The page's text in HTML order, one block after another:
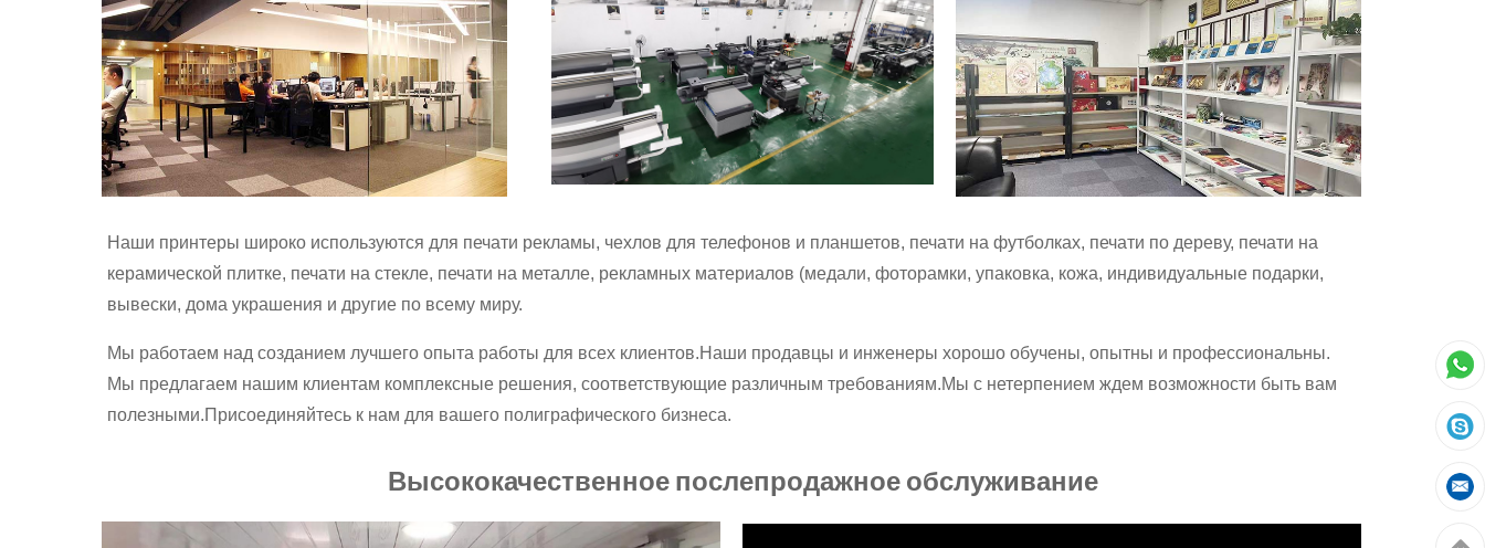
Наши принтеры широко используются для печати рекламы, чехлов для телефонов и планшетов, печати на футболках, печати по дереву, печати на
керамической плитке, печати на стекле, печати на металле, рекламных материалов (медали, фоторамки, упаковка, кожа, индивидуальные подарки,
вывески, дома украшения и другие по всему миру.
Мы работаем над созданием лучшего опыта работы для всех клиентов.Наши продавцы и инженеры хорошо обучены, опытны и профессиональны.
Мы предлагаем нашим клиентам комплексные решения, соответствующие различным требованиям.Мы с нетерпением ждем возможности быть вам
полезными.Присоединяйтесь к нам для вашего полиграфического бизнеса.
Высококачественное послепродажное обслуживание